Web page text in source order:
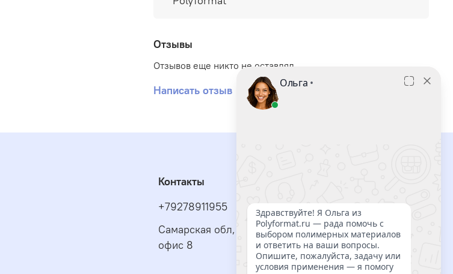
практически безусадочный,
длительный срок службы форм,
стабильная геометрия форм,
высокая эластичность и сопротивление
материала.
Применяемый состав смеси, позволяет создать
идеальные копии любых предметов и изделий.
подходит для изготовления пищевых форм для
формования шоколада, карамели, мастики,
Отзывы
Отзывов еще никто не оставлял
Написать отзыв
Контакты
+79278911955
Самарская обл, г Тольятти, ул Автостроителей, д.2,
офис 8